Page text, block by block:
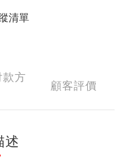
清單
方
顧客評價
述